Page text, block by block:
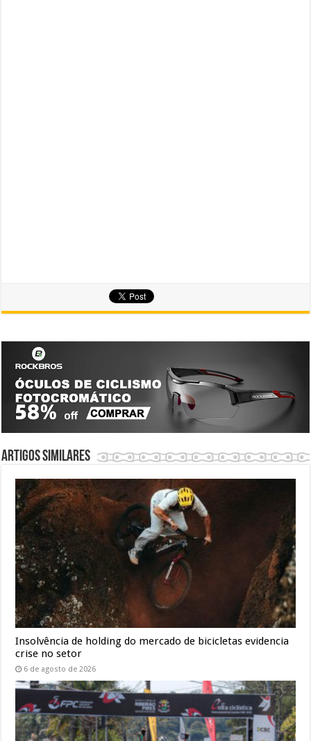
Artigos similares
Insolvência de holding do mercado de bicicletas evidencia
crise no setor
6 de agosto de 2026